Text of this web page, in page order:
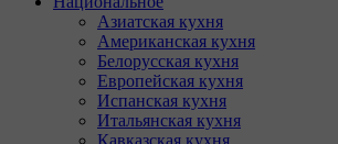
Азиатская кухня
Американская кухня
Белорусская кухня
Европейская кухня
Испанская кухня
Итальянская кухня
Кавказская кухня